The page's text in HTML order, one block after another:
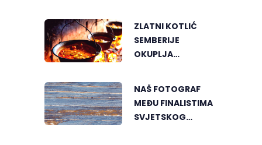
ZLATNI KOTLIĆ
SEMBERIJE
OKUPLJA
RIBLJEG PAPRIKAŠA
U DVOROVIMA
NAŠ FOTOGRAF
MEĐU FINALISTIMA
SVJETSKOG